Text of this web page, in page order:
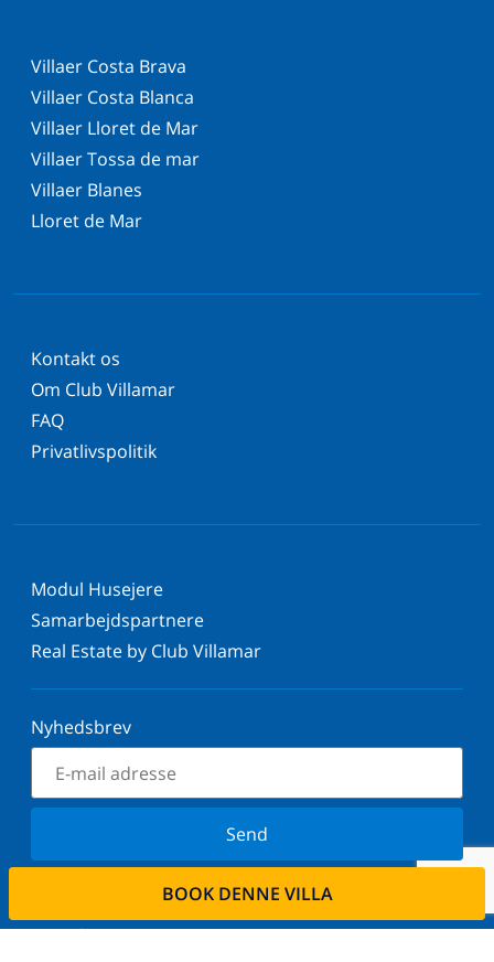
BOOK DENNE VILLA
Villaer Costa Brava
Villaer Costa Blanca
Villaer Lloret de Mar
Villaer Tossa de mar
Villaer Blanes
Lloret de Mar
Kontakt os
Om Club Villamar
FAQ
Privatlivspolitik
Modul Husejere
Samarbejdspartnere
Real Estate by Club Villamar
Nyhedsbrev
Send
Tilmeld dig vores nyhedsbrev og bliv orienteret om
de seneste nyheder og tilbud. Vi respekterer dit
privatliv.